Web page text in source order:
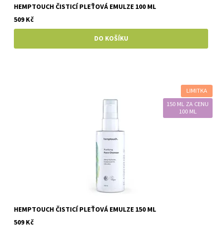
HEMPTOUCH ČISTICÍ PLEŤOVÁ EMULZE 100 ML
509 Kč
LIMITKA
150 ML ZA CENU
100 ML
HEMPTOUCH ČISTICÍ PLEŤOVÁ EMULZE 150 ML
509 Kč